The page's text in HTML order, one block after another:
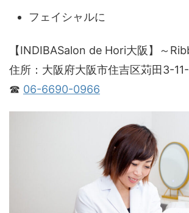
フェイシャルに
【INDIBASalon de Hori大阪】～
住所：大阪府大阪市住吉区苅田3-
☎ 06-6690-0966